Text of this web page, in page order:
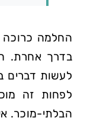
החלמה כרוכה
בדרך אחרת.
לעשות דברים
לפחות זה
הבלתי-מוכר.